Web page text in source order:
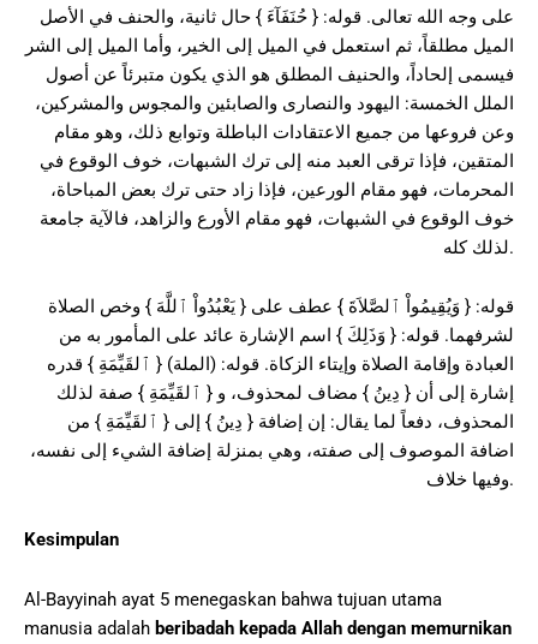
على وجه الله تعالى. قوله: { حُنَفَآءَ } حال ثانية، والحنف في الأصل
الميل مطلقاً، ثم استعمل في الميل إلى الخير، وأما الميل إلى الشر
فيسمى إلحاداً، والحنيف المطلق هو الذي يكون متبرئاً عن أصول
الملل الخمسة: اليهود والنصارى والصابئين والمجوس والمشركين،
وعن فروعها من جميع الاعتقادات الباطلة وتوابع ذلك، وهو مقام
المتقين، فإذا ترقى العبد منه إلى ترك الشبهات، خوف الوقوع في
المحرمات، فهو مقام الورعين، فإذا زاد حتى ترك بعض المباحاة،
خوف الوقوع في الشبهات، فهو مقام الأورع والزاهد، فالآية جامعة
لذلك كله.
قوله: { وَيُقِيمُواْ ٱلصَّلاَةَ } عطف على { يَعْبُدُواْ ٱللَّهَ } وخص الصلاة
لشرفهما. قوله: { وَذَلِكَ } اسم الإشارة عائد على المأمور به من
العبادة وإقامة الصلاة وإيتاء الزكاة. قوله: (الملة) { ٱلقَيِّمَةِ } قدره
إشارة إلى أن { دِينُ } مضاف لمحذوف، و { ٱلقَيِّمَةِ } صفة لذلك
المحذوف، دفعاً لما يقال: إن إضافة { دِينُ } إلى { ٱلقَيِّمَةِ } من
اضافة الموصوف إلى صفته، وهي بمنزلة إضافة الشيء إلى نفسه،
وفيها خلاف.
Kesimpulan
Al-Bayyinah ayat 5 menegaskan bahwa tujuan utama
manusia adalah beribadah kepada Allah dengan memurnikan